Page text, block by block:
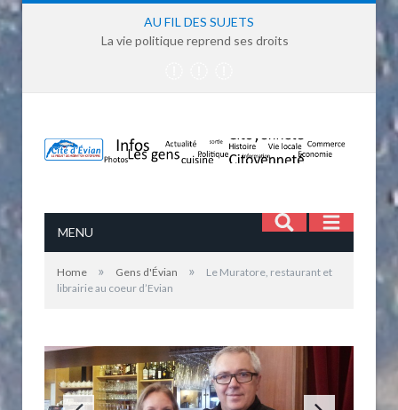
AU FIL DES SUJETS
La vie politique reprend ses droits
MENU
Home » Gens d'Évian »
Le Muratore, restaurant et
librairie au coeur d’Evian